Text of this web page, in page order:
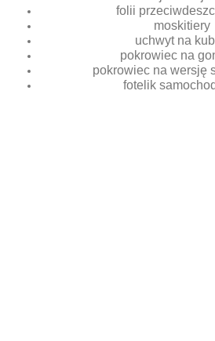
folii
moskitiery
uchwyt na
pokrowiec na
pokrowiec na wersję
fotelik